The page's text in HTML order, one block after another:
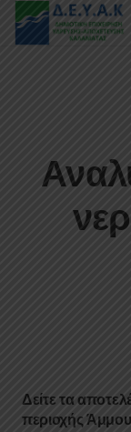
Δείτε τα
περιοχής